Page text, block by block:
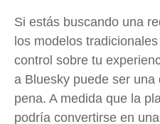
Si estás buscando una
los modelos
control sobre tu
a Bluesky puede ser una
pena. A medida que la
podría convertirse en